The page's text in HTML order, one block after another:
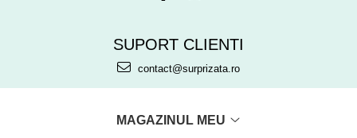
SUPORT CLIENTI
contact@surprizata.ro
MAGAZINUL MEU